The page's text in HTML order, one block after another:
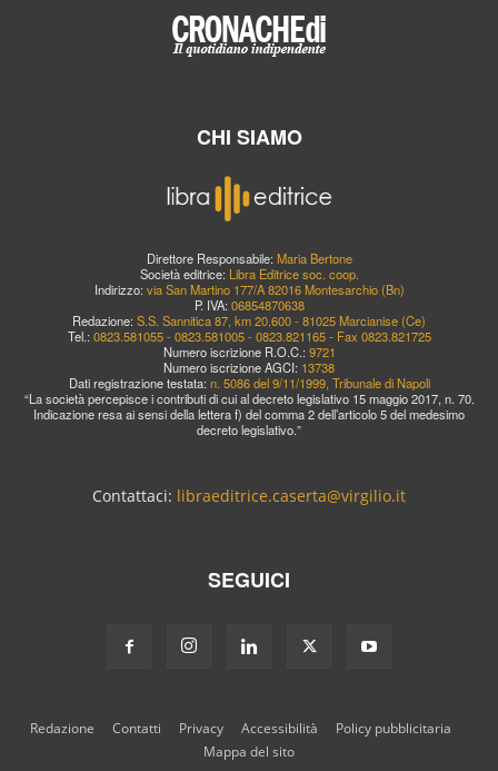
CHI SIAMO
Direttore Responsabile: Maria Bertone
Società editrice: Libra Editrice soc. coop.
Indirizzo: via San Martino 177/A 82016 Montesarchio (Bn)
P. IVA: 06854870638
Redazione: S.S. Sannitica 87, km 20,600 - 81025 Marcianise (Ce)
Tel.: 0823.581055 - 0823.581005 - 0823.821165 - Fax 0823.821725
Numero iscrizione R.O.C.: 9721
Numero iscrizione AGCI: 13738
Dati registrazione testata: n. 5086 del 9/11/1999, Tribunale di Napoli
“La società percepisce i contributi di cui al decreto legislativo 15 maggio 2017, n. 70.
Indicazione resa ai sensi della lettera f) del comma 2 dell’articolo 5 del medesimo
decreto legislativo.”
Contattaci: libraeditrice.caserta@virgilio.it
SEGUICI
Redazione Contatti Privacy Accessibilità
Policy pubblicitaria
Mappa del sito